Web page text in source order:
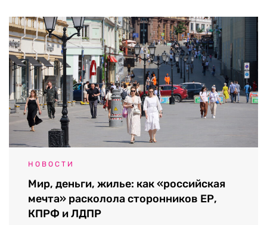
НОВОСТИ
Мир, деньги, жилье: как «российская
мечта» расколола сторонников ЕР,
КПРФ и ЛДПР